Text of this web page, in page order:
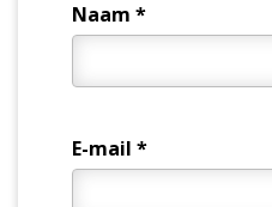
Naam *
E-mail *